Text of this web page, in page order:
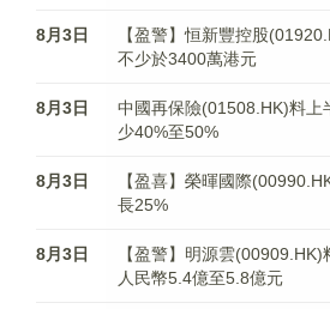
8月3日
【盈警】恒新豐控股
不少於3400萬港元
8月3日
中國再保險(01508.HK)料上
少40%至50%
8月3日
【盈喜】榮暉國際
長25%
8月3日
【盈警】明源雲
人民幣5.4億至5.8億元